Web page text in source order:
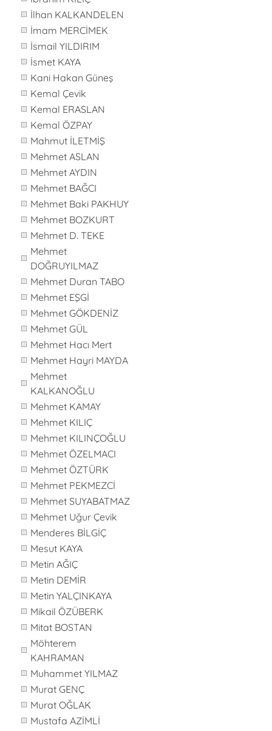
İlhan KALKANDELEN
İmam MERCİMEK
İsmail YILDIRIM
İsmet KAYA
Kani Hakan Güneş
Kemal Çevik
Kemal ERASLAN
Kemal ÖZPAY
Mahmut İLETMİŞ
Mehmet ASLAN
Mehmet AYDIN
Mehmet BAĞCI
Mehmet Baki PAKHUY
Mehmet BOZKURT
Mehmet D. TEKE
Mehmet
DOĞRUYILMAZ
Mehmet Duran TABO
Mehmet EŞGİ
Mehmet GÖKDENİZ
Mehmet GÜL
Mehmet Hacı Mert
Mehmet Hayri MAYDA
Mehmet
KALKANOĞLU
Mehmet KAMAY
Mehmet KILIÇ
Mehmet KILINÇOĞLU
Mehmet ÖZELMACI
Mehmet ÖZTÜRK
Mehmet PEKMEZCİ
Mehmet SUYABATMAZ
Mehmet Uğur Çevik
Menderes BİLGİÇ
Mesut KAYA
Metin AĞIÇ
Metin DEMİR
Metin YALÇINKAYA
Mikail ÖZÜBERK
Mitat BOSTAN
Möhterem
KAHRAMAN
Muhammet YILMAZ
Murat GENÇ
Murat OĞLAK
Mustafa AZİMLİ